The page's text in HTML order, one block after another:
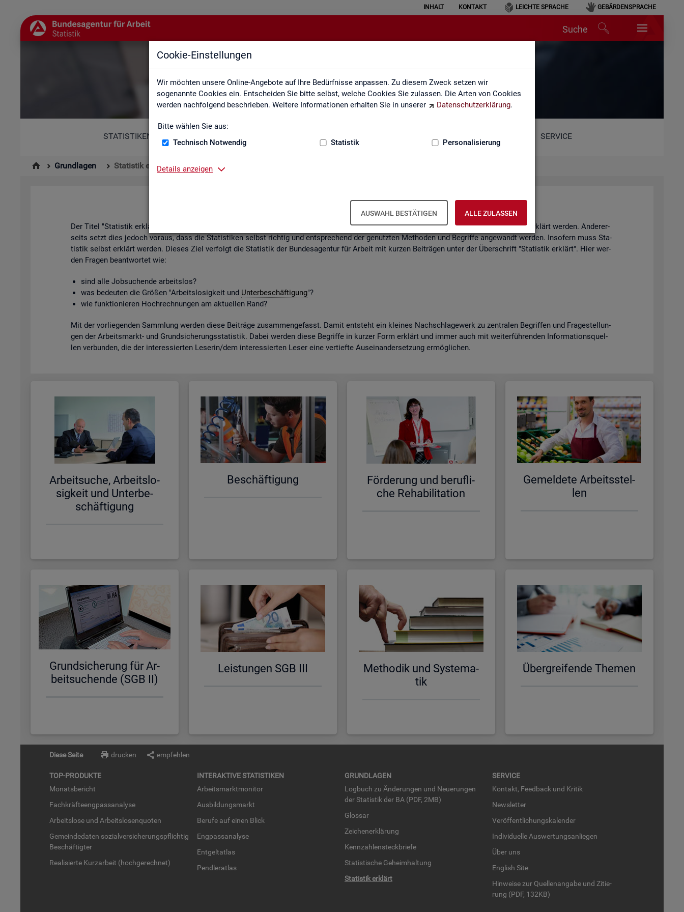
Cookie-Einstellungen
Wir möchten unsere Online-Angebote auf Ihre Bedürfnisse anpassen. Zu diesem Zweck setzen wir
sogenannte Cookies ein. Entscheiden Sie bitte selbst, welche Cookies Sie zulassen. Die Arten von Cookies
werden nachfolgend beschrieben. Weitere Informationen erhalten Sie in unserer
Datenschutzerklärung.
Bitte wählen Sie aus:
Technisch Notwendig
Statistik Personalisierung
Details anzeigen
AUSWAHL BESTÄTIGEN ALLE ZULASSEN
INHALT KONTAKT LEICHTE SPRACHE GEBÄRDENSPRACHE
Suche
Statistik erklärt
STATISTIKEN SERVICE
Grundlagen Statistik erklärt
Sta­tis­tik er­klärt
Der Titel "Sta­tis­tik er­klärt" kann in zwei­er­lei Weise ver­stan­den wer­den. Ei­ner­seits kön­nen mit sta­tis­ti­schen In­for­ma­tio­nen Sach­ver­hal­te er­klärt wer­den. An­de­rer­
seits setzt dies je­doch vor­aus, dass die Sta­tis­ti­ken selbst rich­tig und ent­spre­chend der ge­nutz­ten Me­tho­den und Be­grif­fe an­ge­wandt wer­den. In­so­fern muss Sta­
tis­tik selbst er­klärt wer­den. Die­ses Ziel ver­folgt die Sta­tis­tik der Bun­des­agen­tur für Ar­beit mit kur­zen Bei­trä­gen unter der Über­schrift "Sta­tis­tik er­klärt". Hier wer­
den Fra­gen be­ant­wor­tet wie:
sind alle Job­su­chen­de ar­beits­los?
was be­deu­ten die Grö­ßen "Ar­beits­lo­sig­keit und Un­ter­be­schäf­ti­gung"?
wie funk­tio­nie­ren Hoch­rech­nun­gen am ak­tu­el­len Rand?
Mit der vor­lie­gen­den Samm­lung wer­den diese Bei­trä­ge zu­sam­men­ge­fasst. Damit ent­steht ein klei­nes Nach­schla­ge­werk zu zen­tra­len Be­grif­fen und Fra­ge­stel­lun­
gen der Ar­beits­markt- und Grund­si­che­rungs­sta­tis­tik. Dabei wer­den diese Be­grif­fe in kur­zer Form er­klärt und immer auch mit wei­ter­füh­ren­den In­for­ma­ti­ons­quel­
len ver­bun­den, die der in­ter­es­sier­ten Le­se­rin/dem in­ter­es­sier­ten Leser eine ver­tief­te Aus­ein­an­der­set­zung er­mög­li­chen.
Ar­beit­su­che, Ar­beits­lo­
sig­keit und Un­ter­be­
schäf­ti­gung
Be­schäf­ti­gung
För­de­rung und be­ruf­li­
che Re­ha­bi­li­ta­ti­on
Ge­mel­de­te Ar­beits­stel­
len
Grund­si­che­rung für Ar­
beit­su­chen­de (SGB II)
Leis­tun­gen SGB III
Me­tho­dik und Sys­te­ma­
tik
Über­grei­fen­de The­men
Diese Seite drucken empfehlen
TOP-PRO­DUK­TE
Mo­nats­be­richt
Fach­kräf­te­eng­pass­ana­ly­se
Ar­beits­lo­se und Ar­beits­lo­sen­quo­ten
Ge­mein­de­da­ten so­zi­al­ver­si­che­rungs­pflich­tig
Be­schäf­tig­ter
Rea­li­sier­te Kurz­ar­beit (hoch­ge­rech­net)
IN­TER­AK­TI­VE STA­TIS­TI­KEN
Ar­beits­markt­mo­ni­tor
Aus­bil­dungs­markt
Be­ru­fe auf einen Blick
Eng­pass­ana­ly­se
Ent­gel­t­at­las
Pend­ler­at­las
GRUND­LA­GEN
Log­buch zu Än­de­run­gen und Neue­run­gen
der Sta­tis­tik der BA (PDF, 2MB)
Glos­sar
Zei­chen­er­klä­rung
Kenn­zah­len­steck­brie­fe
Sta­tis­ti­sche Ge­heim­hal­tung
Sta­tis­tik er­klärt
SER­VICE
Kon­takt, Feed­back und Kri­tik
News­let­ter
Ver­öf­fent­li­chungs­ka­len­der
In­di­vi­du­el­le Aus­wer­tungs­an­lie­gen
Über uns
English Site
Hin­wei­se zur Quel­len­an­ga­be und Zi­tie­
rung (PDF, 132KB)